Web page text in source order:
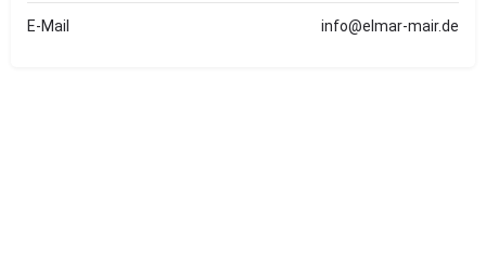
E-Mail info@elmar-mair.de